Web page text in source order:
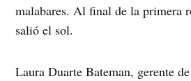
malabares. Al final de la primera
salió el sol.
Laura Duarte Bateman, gerente